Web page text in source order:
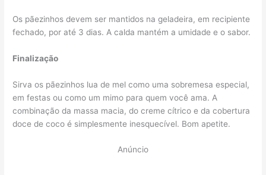
Os pãezinhos devem ser mantidos na geladeira, em recipiente
fechado, por até 3 dias. A calda mantém a umidade e o sabor.
Finalização
Sirva os pãezinhos lua de mel como uma sobremesa especial,
em festas ou como um mimo para quem você ama. A
combinação da massa macia, do creme cítrico e da cobertura
doce de coco é simplesmente inesquecível. Bom apetite.
Anúncio